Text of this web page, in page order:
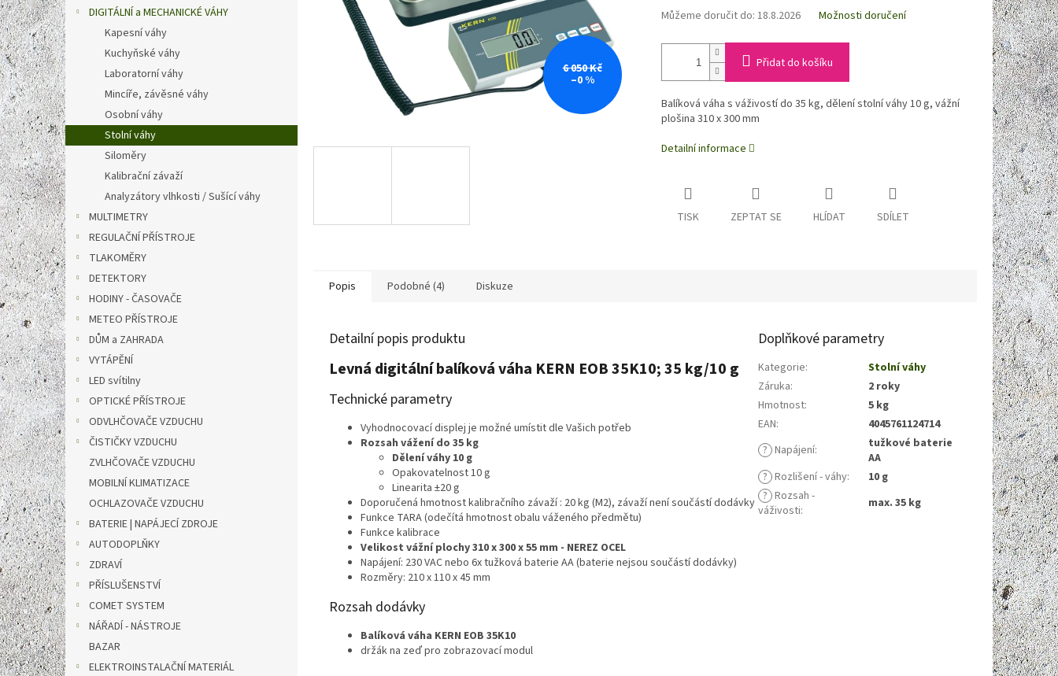
e
l
DIGITÁLNÍ a MECHANICKÉ VÁHY
Kapesní váhy
Kuchyňské váhy
Laboratorní váhy
Mincíře, závěsné váhy
Osobní váhy
Stolní váhy
Siloměry
Kalibrační závaží
Analyzátory vlhkosti / Sušící váhy
MULTIMETRY
REGULAČNÍ PŘÍSTROJE
TLAKOMĚRY
DETEKTORY
HODINY - ČASOVAČE
METEO PŘÍSTROJE
DŮM a ZAHRADA
VYTÁPĚNÍ
LED svítilny
OPTICKÉ PŘÍSTROJE
ODVLHČOVAČE VZDUCHU
ČISTIČKY VZDUCHU
ZVLHČOVAČE VZDUCHU
MOBILNÍ KLIMATIZACE
OCHLAZOVAČE VZDUCHU
BATERIE | NAPÁJECÍ ZDROJE
AUTODOPLŇKY
ZDRAVÍ
PŘÍSLUŠENSTVÍ
COMET SYSTEM
NÁŘADÍ - NÁSTROJE
BAZAR
ELEKTROINSTALAČNÍ MATERIÁL
6 050 Kč
–0 %
Můžeme doručit do: 18.8.2026 Možnosti doručení
Přidat do košíku
Balíková váha s váživostí do 35 kg, dělení stolní váhy 10 g, vážní
plošina 310 x 300 mm
Detailní informace
TISK ZEPTAT SE HLÍDAT SDÍLET
Popis Podobné (4) Diskuze
Detailní popis produktu
Levná digitální balíková váha KERN EOB 35K10; 35 kg/10 g
Technické parametry
Vyhodnocovací displej je možné umístit dle Vašich potřeb
Rozsah vážení do 35 kg
Dělení váhy 10 g
Opakovatelnost 10 g
Linearita ±20 g
Doporučená hmotnost kalibračního závaží : 20 kg (M2), závaží není součástí dodávky
Funkce TARA (odečítá hmotnost obalu váženého předmětu)
Funkce kalibrace
Velikost vážní plochy 310 x 300 x 55 mm - NEREZ OCEL
Napájení: 230 VAC nebo 6x tužková baterie AA (baterie nejsou součástí dodávky)
Rozměry: 210 x 110 x 45 mm
Rozsah dodávky
Balíková váha KERN EOB 35K10
držák na zeď pro zobrazovací modul
Doplňkové parametry
Kategorie:
Stolní váhy
Záruka:
2 roky
Hmotnost:
5 kg
EAN:
4045761124714
? Napájení:
tužkové baterie
AA
? Rozlišení - váhy:
10 g
? Rozsah -
váživosti: max. 35 kg